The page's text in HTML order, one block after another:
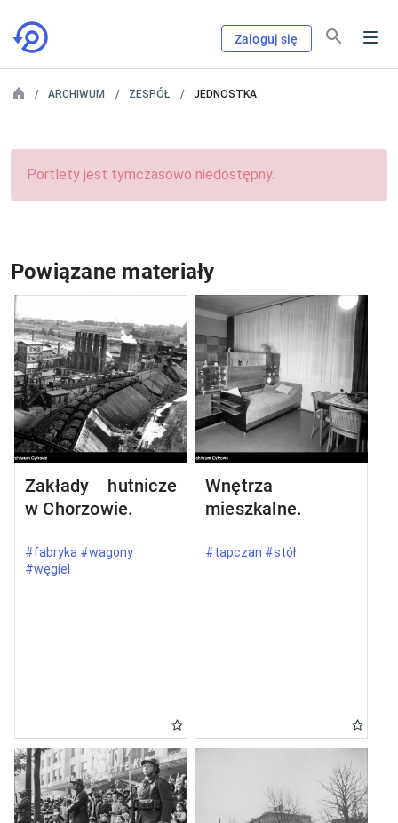
Zaloguj się
ARCHIWUM ZESPÓŁ JEDNOSTKA
Portlety jest tymczasowo niedostępny.
Powiązane materiały
Zakłady hutnicze
w Chorzowie.
#fabryka #wagony
#węgiel
Wnętrza
mieszkalne.
#tapczan #stół